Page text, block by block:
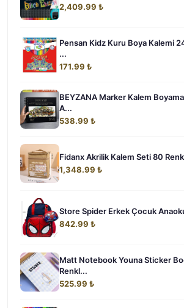
2,409.99 ₺
Pensan Kidz Kuru Boya Kalemi
...
171.99 ₺
BEYZANA Marker Kalem
A...
538.99 ₺
Fidanx Akrilik Kalem Seti 80
1,348.99 ₺
Store Spider Erkek Çocuk
842.99 ₺
Matt Notebook Youna Sticker
Renkl...
525.99 ₺